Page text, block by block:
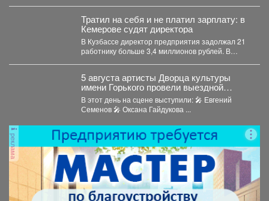
Тратил на себя и не платил зарплату: в
Кемерове судят директора
В Кузбассе директор предприятия задолжал 21
работнику больше 3,4 миллионов рублей. В
5 августа артисты Дворца культуры
имени Горького провели выездной
концерт в реабилитационном центре
«Топаз».
В этот день на сцене выступили: 🎤 Евгений
Семенов 🎤 Оксана Гайдукова ...
реклама